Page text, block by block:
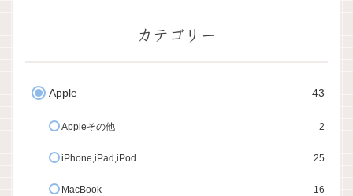
カテゴリー
Apple 43
Appleその他 2
iPhone,iPad,iPod 25
MacBook 16